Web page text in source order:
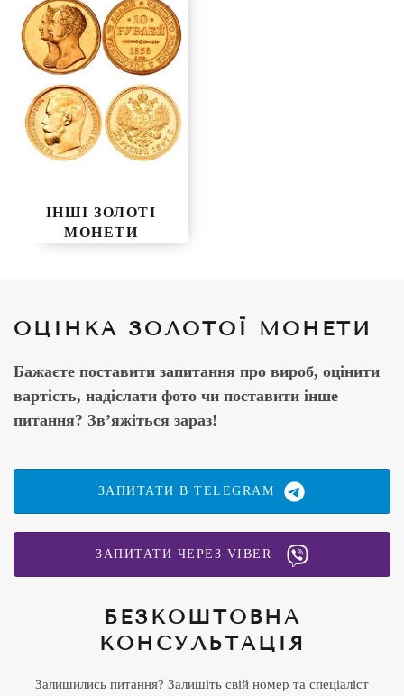
ІНШІ ЗОЛОТІ
МОНЕТИ
ОЦІНКА ЗОЛОТОЇ МОНЕТИ
Бажаєте поставити запитання про вироб, оцінити
вартість, надіслати фото чи поставити інше
питання? Зв’яжіться зараз!
ЗАПИТАТИ В TELEGRAM
ЗАПИТАТИ ЧЕРЕЗ VIBER
БЕЗКОШТОВНА
КОНСУЛЬТАЦІЯ
Залишились питання? Залишіть свій номер та спеціаліст